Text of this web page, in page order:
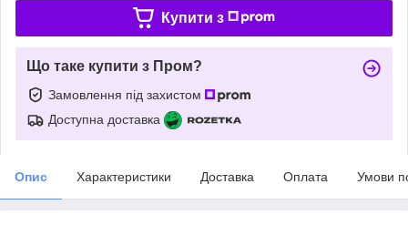
Купити з
Що таке купити з Пром?
Замовлення під захистом
Доступна доставка
Опис Характеристики Доставка Оплата Умови